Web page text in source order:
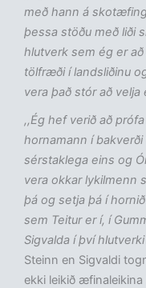
með hann á
þessa stöðu með liði
hlutverk sem ég er
tölfræði í landsliðinu
vera það stór að
,,Ég hef verið að
hornamann í
sérstaklega eins og
vera okkar lykilmenn
þá og setja þá í
sem Teitur er í, í
Sigvalda í því
Steinn en Sigvaldi
ekki leikið